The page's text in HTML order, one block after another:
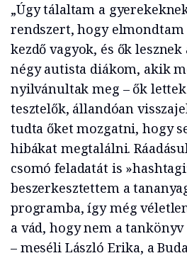
„Úgy tálaltam a
rendszert, hogy
kezdő vagyok, és ők
négy autista diákom, akik
nyilvánultak meg – ők
tesztelők, állandóan
tudta őket mozgatni, hogy
hibákat megtalálni.
csomó feladatát is
beszerkesztettem a
programba, így még
a vád, hogy nem a
– meséli László Erika, a